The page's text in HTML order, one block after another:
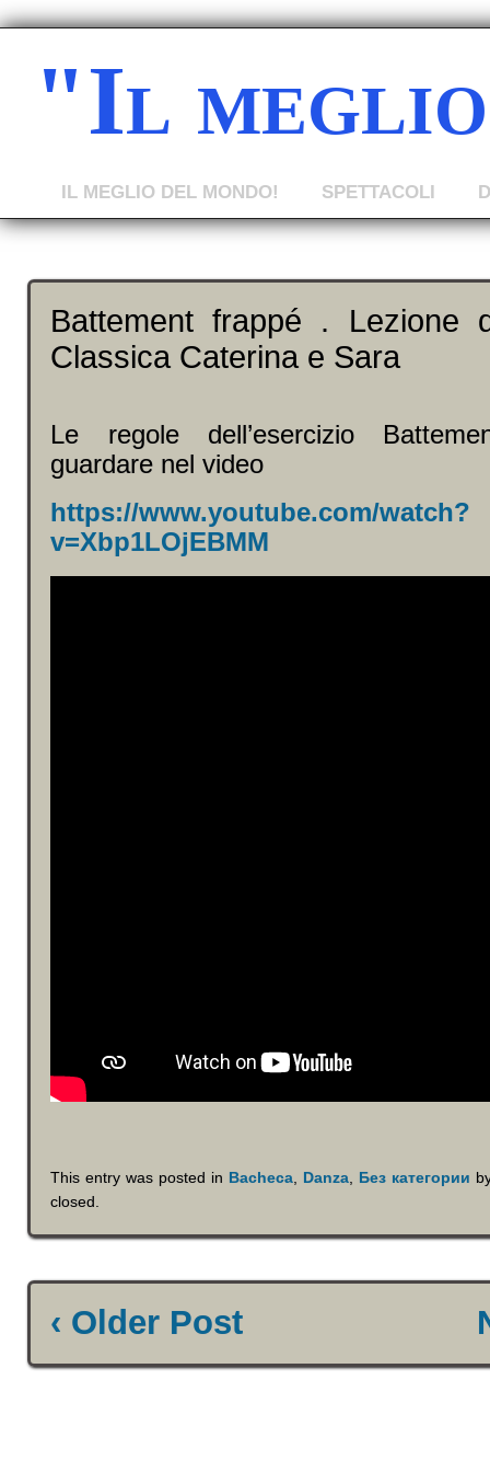
Battement frappé . Lezione
Classica Caterina e Sara
Le regole dell’esercizio
guardare nel video
https://www.youtube.com/watch?
v=Xbp1LOjEBMM
This entry was posted in Bacheca Danza Без категории
closed.
‹ Older Post
"Il
IL MEGLIO DEL MONDO! SPETTACOLI